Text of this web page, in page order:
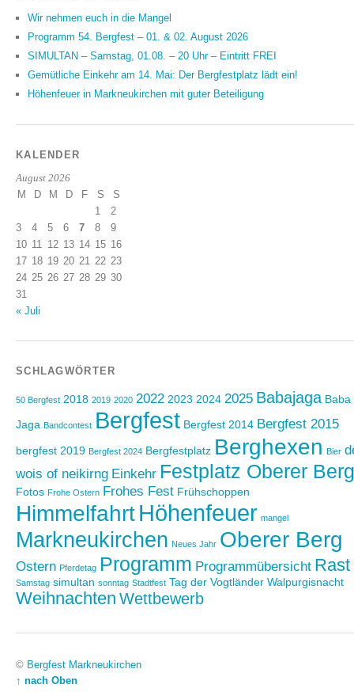
Wir nehmen euch in die Mangel
Programm 54. Bergfest – 01. & 02. August 2026
SIMULTAN – Samstag, 01.08. – 20 Uhr – Eintritt FREI
Gemütliche Einkehr am 14. Mai: Der Bergfestplatz lädt ein!
Höhenfeuer in Markneukirchen mit guter Beteiligung
KALENDER
August 2026
M D M D F S
S
1
2
3
4 5 6 7 8
9
10 11 12 13 14 15 16
17 18 19 20 21 22 23
24 25 26 27 28 29 30
31
« Juli
SCHLAGWÖRTER
50 Bergfest 2018 2019 2020 2022 2023 2024 2025 Babajaga Baba
Jaga Bandcontest Bergfest Bergfest 2014 Bergfest 2015
bergfest 2019 Bergfest 2024 Bergfestplatz Berghexen Bier
wois of neikirng Einkehr Festplatz Oberer Berg
Fotos Frohe Ostern Frohes Fest Frühschoppen
HimmelfahrtHöhenfeuer mangel
Markneukirchen Neues Jahr Oberer Berg
Ostern Pferdetag Programm Programmübersicht Rast
Samstag simultan sonntag Stadtfest Tag der Vogtländer Walpurgisnacht
Weihnachten Wettbewerb
© Bergfest Markneukirchen
↑ nach Oben